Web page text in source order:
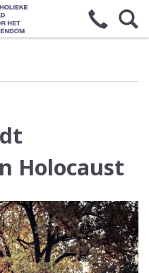
Holocaust